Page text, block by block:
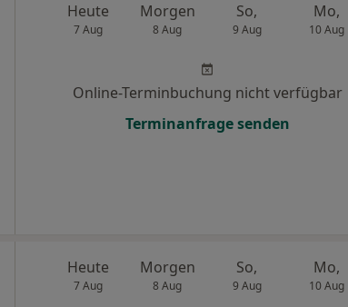
Heute
7 Aug
Morgen
8 Aug
So,
9 Aug
Mo,
10 Aug
Online-Terminbuchung nicht verfügbar
Terminanfrage senden
Heute
7 Aug
Morgen
8 Aug
So,
9 Aug
Mo,
10 Aug